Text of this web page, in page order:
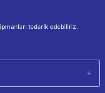
tedarik edebiliriz.